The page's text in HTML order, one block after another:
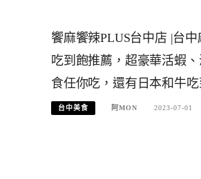
饗麻饗辣PLUS台中店 |台
吃到飽推薦，超豪華活蝦
食任你吃，還有日本和牛
台中美食 阿MON 2023-07-01